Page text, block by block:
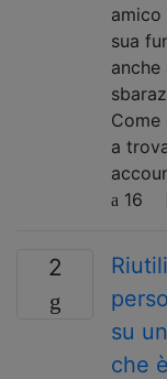
amico
sua
Come
a
16
2
su
che